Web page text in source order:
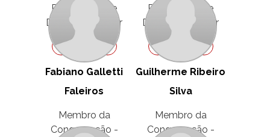
Representante
Discente - Titular
Ver Perfil
Representante
Discente - Titular
Ver Perfil
Fabiano Galletti
Faleiros
Membro da
Congregação -
Guilherme Ribeiro
Silva
Membro da
Congregação -